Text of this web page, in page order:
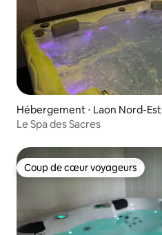
Hébergement ⋅ Laon Nord-Est
Le Spa des Sacres
Coup de cœur voyageurs
Coup de cœur voyageurs